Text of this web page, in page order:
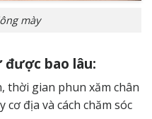
mày
bao lâu:
thời gian phun xăm chân
cơ địa và cách chăm sóc